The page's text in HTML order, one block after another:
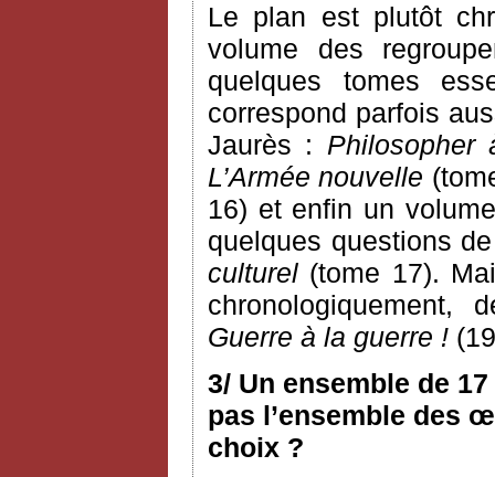
Le plan est plutôt
volume des
quelques tomes
correspond parfois
Jaurès : Philosopher
L’Armée nouvelle
16) et enfin un
quelques questions
culturel (tome 17).
chronologiquement,
Guerre à la guerre !
3/ Un ensemble de
pas l’ensemble des
choix ?